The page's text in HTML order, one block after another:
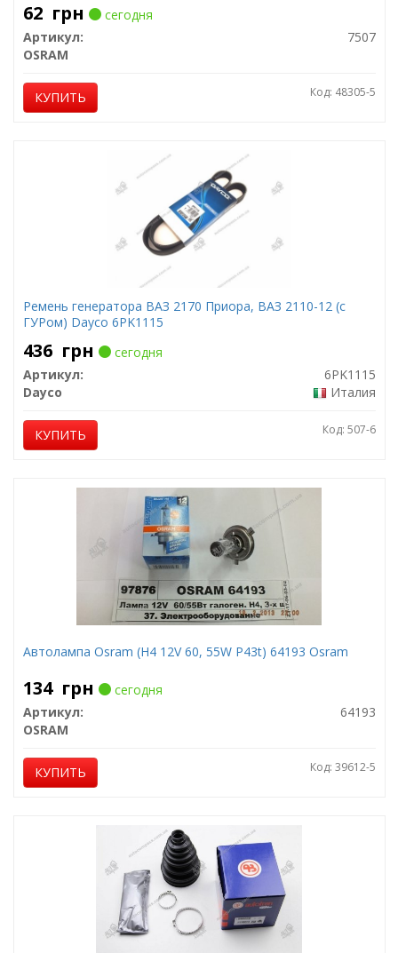
62 грн
сегодня
Артикул:
7507
OSRAM
КУПИТЬ Код: 48305-5
Ремень генератора ВАЗ 2170 Приора, ВАЗ 2110-12 (с
ГУРом) Dayco 6PK1115
436 грн
сегодня
Артикул:
6PK1115
Dayco
Италия
КУПИТЬ Код: 507-6
Автолампа Osram (H4 12V 60, 55W P43t) 64193 Osram
134 грн
сегодня
Артикул:
64193
OSRAM
КУПИТЬ Код: 39612-5